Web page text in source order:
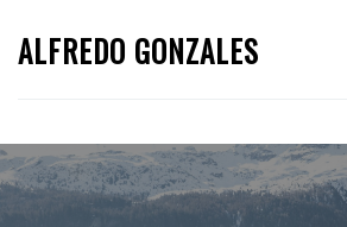
ALFREDO GONZALES